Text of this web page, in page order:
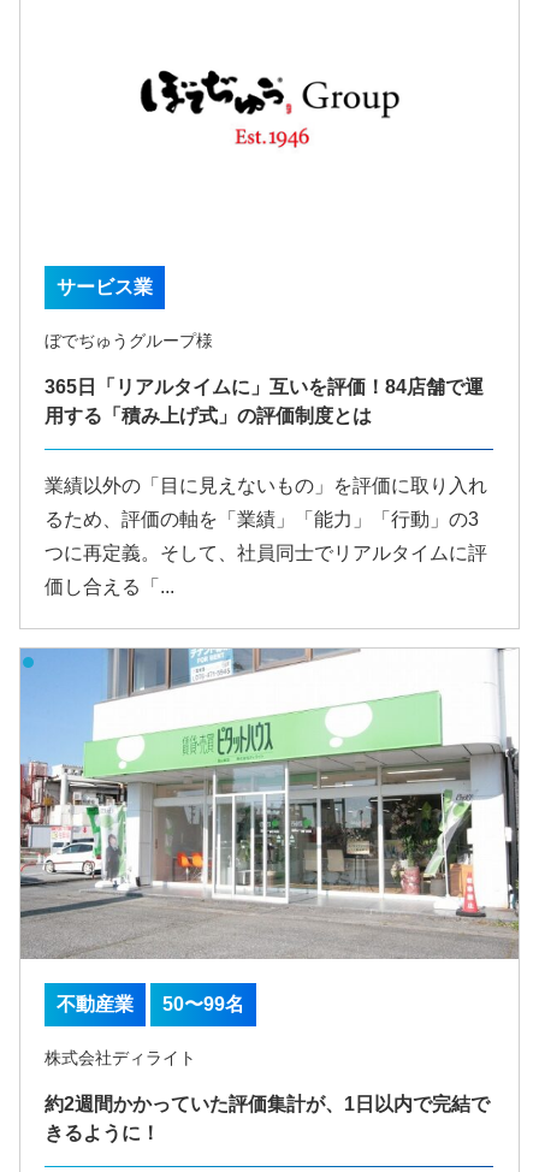
サービス業
ぼでぢゅうグループ様
365日「リアルタイムに」互いを評価！84店舗で運
用する「積み上げ式」の評価制度とは
業績以外の「目に見えないもの」を評価に取り入れ
るため、評価の軸を「業績」「能力」「行動」の3
つに再定義。そして、社員同士でリアルタイムに評
価し合える「...
不動産業 50〜99名
株式会社ディライト
約2週間かかっていた評価集計が、1日以内で完結で
きるように！